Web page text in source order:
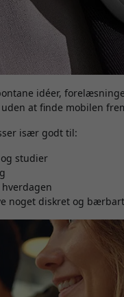
idéer,
at finde mobilen
især godt til:
studier
noget diskret og bærbart